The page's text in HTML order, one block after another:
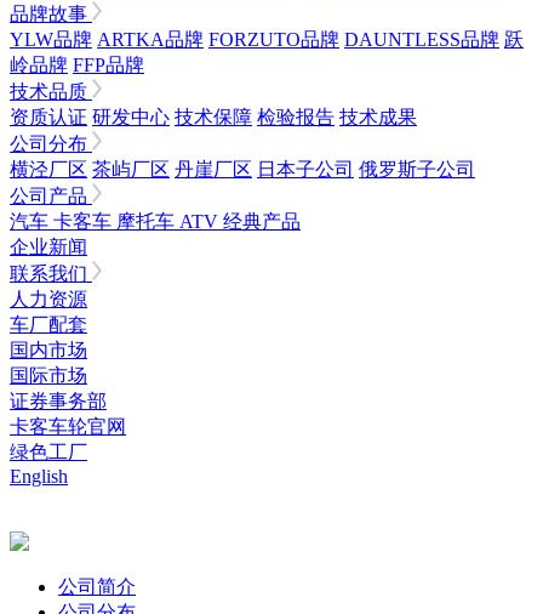
品牌故事
YLW品牌 ARTKA品牌 FORZUTO品牌 DAUNTLESS品牌 跃
岭品牌 FFP品牌
技术品质
资质认证 研发中心 技术保障 检验报告 技术成果
公司分布
横泾厂区 茶屿厂区 丹崖厂区 日本子公司 俄罗斯子公司
公司产品
汽车 卡客车 摩托车 ATV 经典产品
企业新闻
联系我们
人力资源
车厂配套
国内市场
国际市场
证券事务部
卡客车轮官网
绿色工厂
English
公司简介